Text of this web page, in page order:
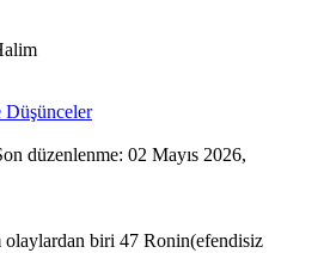
düzenlenme: 02 Mayıs 2026,
biri 47 Ronin(efendisiz